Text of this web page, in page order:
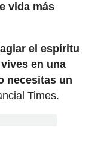
vida más
el espíritu
en una
necesitas un
Times.